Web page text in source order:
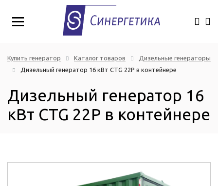
Купить генератор Каталог товаров
Дизельные генераторы
Дизельный генератор 16 кВт CTG 22P в контейнере
Дизельный генератор 16
кВт CTG 22P в контейнере